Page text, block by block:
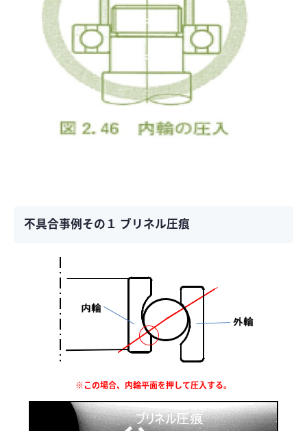
不具合事例その１ ブリネル圧痕
※この場合、内輪平面を押して圧入する。